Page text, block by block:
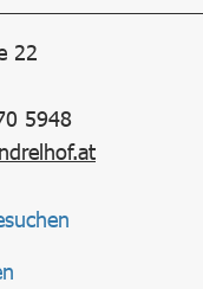
22
5948